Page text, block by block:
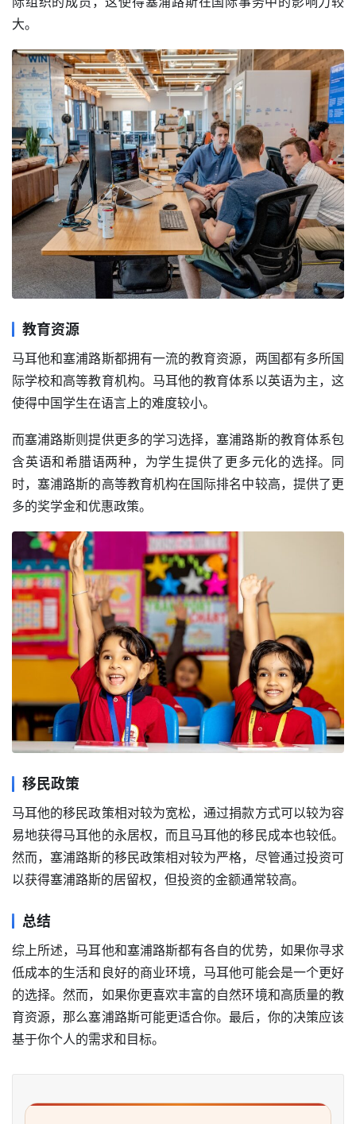
大。
教育资源
马耳他和塞浦路斯都拥有一流的教育资源，两国都有多所国
际学校和高等教育机构。马耳他的教育体系以英语为主，这
使得中国学生在语言上的难度较小。
而塞浦路斯则提供更多的学习选择，塞浦路斯的教育体系包
含英语和希腊语两种，为学生提供了更多元化的选择。同
时，塞浦路斯的高等教育机构在国际排名中较高，提供了更
多的奖学金和优惠政策。
移民政策
马耳他的移民政策相对较为宽松，通过捐款方式可以较为容
易地获得马耳他的永居权，而且马耳他的移民成本也较低。
然而，塞浦路斯的移民政策相对较为严格，尽管通过投资可
以获得塞浦路斯的居留权，但投资的金额通常较高。
总结
综上所述，马耳他和塞浦路斯都有各自的优势，如果你寻求
低成本的生活和良好的商业环境，马耳他可能会是一个更好
的选择。然而，如果你更喜欢丰富的自然环境和高质量的教
育资源，那么塞浦路斯可能更适合你。最后，你的决策应该
基于你个人的需求和目标。